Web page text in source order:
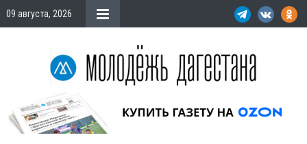
09 августа, 2026